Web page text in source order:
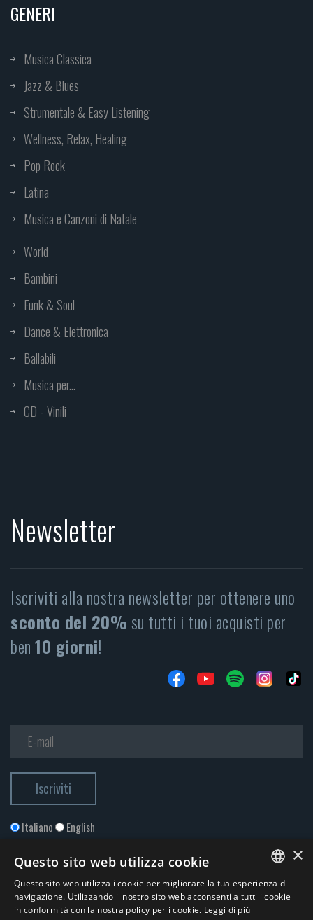
GENERI
Musica Classica
Jazz & Blues
Strumentale & Easy Listening
Wellness, Relax, Healing
Pop Rock
Latina
Musica e Canzoni di Natale
World
Bambini
Funk & Soul
Dance & Elettronica
Ballabili
Musica per...
CD - Vinili
Newsletter
Iscriviti alla nostra newsletter per ottenere uno
sconto del 20%su tutti i tuoi acquisti per
ben10 giorni!
Italiano English
ITALIAN
×
Questo sito web utilizza cookie
Questo sito web utilizza i cookie per migliorare la tua esperienza di
navigazione. Utilizzando il nostro sito web acconsenti a tutti i cookie
in conformità con la nostra policy per i cookie. Leggi di più